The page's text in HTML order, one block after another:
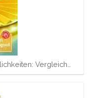
Vergleich…